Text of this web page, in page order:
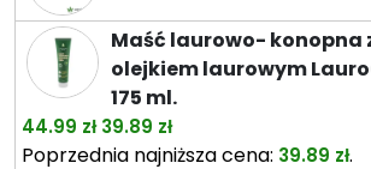
do
74.49 zł
Maść laurowo- konopna
olejkiem laurowym
175 ml.
44.99 zł Pierwotna
cena
39.89 złAktualna
cena
Poprzednia najniższa cena: 39.89 zł.